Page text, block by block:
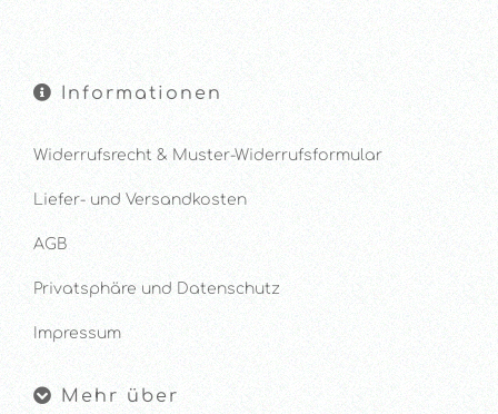
Informationen
Widerrufsrecht & Muster-Widerrufsformular
Liefer- und Versandkosten
AGB
Privatsphäre und Datenschutz
Impressum
Mehr über